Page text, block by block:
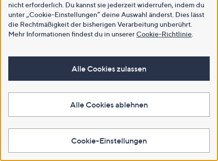
nicht erforderlich. Du kannst sie jederzeit widerrufen, indem du
unter „Cookie-Einstellungen“ deine Auswahl änderst. Dies lässt
die Rechtmäßigkeit der bisherigen Verarbeitung unberührt.
Mehr Informationen findest du in unsererCookie-Richtlinie
Alle Cookies zulassen
Alle Cookies ablehnen
Cookie-Einstellungen